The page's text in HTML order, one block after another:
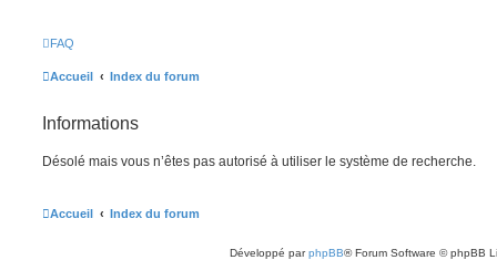
FAQ
Accueil Index du forum
Informations
Désolé mais vous n’êtes pas autorisé à utiliser le système de recherche.
Accueil Index du forum
Développé parphpBB® Forum Software © phpBB